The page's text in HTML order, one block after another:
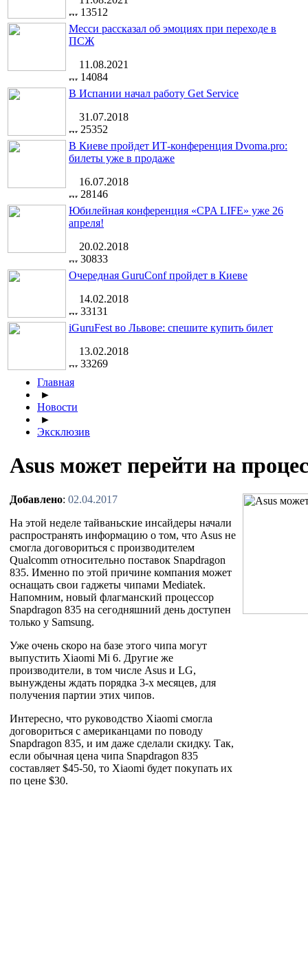
13512
Месси рассказал об эмоциях при переходе в
ПСЖ
11.08.2021
14084
В Испании начал работу Get Service
31.07.2018
25352
В Киеве пройдет ИТ-конференция Dvoma.pro:
билеты уже в продаже
16.07.2018
28146
Юбилейная конференция «CPA LIFE» уже 26
апреля!
20.02.2018
30833
Очередная GuruConf пройдет в Киеве
14.02.2018
33131
iGuruFest во Львове: спешите купить билет
13.02.2018
33269
Главная
►
Новости
►
Эксклюзив
Asus может перейти на
Добавлено: 02.04.2017
На этой неделе тайваньские инсайдеры начали
распространять информацию о том, что Asus не
смогла договориться с производителем
Qualcomm относительно поставок Snapdragon
835. Именно по этой причине компания может
оснащать свои гаджеты чипами Mediatek.
Напомним, новый флагманский процессор
Snapdragon 835 на сегодняшний день доступен
только у Samsung.
Уже очень скоро на базе этого чипа могут
выпустить Xiaomi Mi 6. Другие же
производители, в том числе Asus и LG,
вынуждены ждать порядка 3-х месяцев, для
получения партии этих чипов.
Интересно, что руководство Xiaomi смогла
договориться с американцами по поводу
Snapdragon 835, и им даже сделали скидку. Так,
если обычная цена чипа Snapdragon 835
составляет $45-50, то Xiaomi будет покупать их
по цене $30.